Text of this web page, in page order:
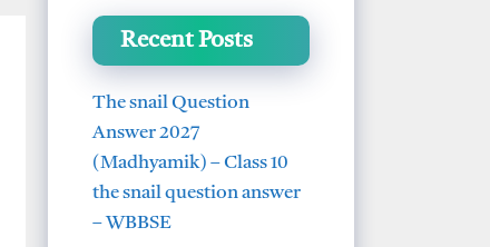
Recent Posts
The snail Question
Answer 2027
(Madhyamik) – Class 10
the snail question answer
– WBBSE